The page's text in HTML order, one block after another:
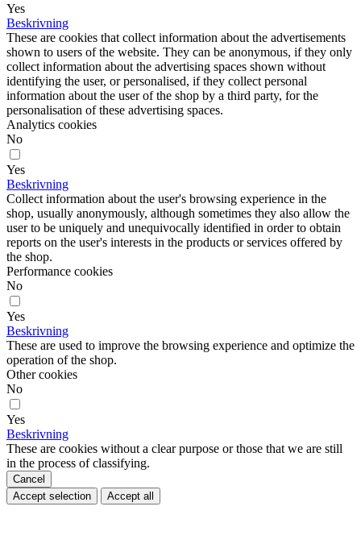
Yes
Beskrivning
These are cookies that collect information about the advertisements
shown to users of the website. They can be anonymous, if they only
collect information about the advertising spaces shown without
identifying the user, or personalised, if they collect personal
information about the user of the shop by a third party, for the
personalisation of these advertising spaces.
Analytics cookies
No
Yes
Beskrivning
Collect information about the user's browsing experience in the
shop, usually anonymously, although sometimes they also allow the
user to be uniquely and unequivocally identified in order to obtain
reports on the user's interests in the products or services offered by
the shop.
Performance cookies
No
Yes
Beskrivning
These are used to improve the browsing experience and optimize the
operation of the shop.
Other cookies
No
Yes
Beskrivning
These are cookies without a clear purpose or those that we are still
in the process of classifying.
Cancel
Accept selection
Accept all